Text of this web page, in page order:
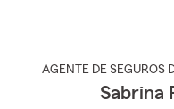
AGENTE DE SEGUROS
Sabrina